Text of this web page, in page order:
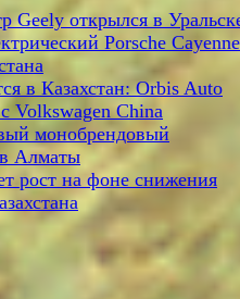
Geely открылся в
Porsche Cayenne
в Казахстан: Orbis Auto
Volkswagen China
монобрендовый
Алматы
рост на фоне снижения